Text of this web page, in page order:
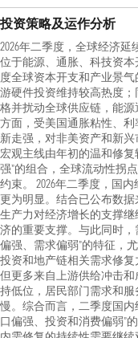
投资策略及运作分析
2026年二季度，全球经济
位于能源、通胀、科技资
度全球资本开支和产业景
游硬件投资维持较高热度
格并扰动全球供应链，能
方面，受美国通胀粘性、
新走强，对非美资产和新
宏观主线由年初的温和修复
强”的组合，全球流动性拐
约束。 2026年二季度，国
更为明显。结合已公布数
生产力对经济增长的支撑
济的重要支撑。与此同时
偏强、需求偏弱”的特征，
投资和地产链相关需求修复
但更多来自上游供给冲击
持低位，居民部门需求和
慢。综合而言，二季度国
口偏强、投资和消费偏弱”